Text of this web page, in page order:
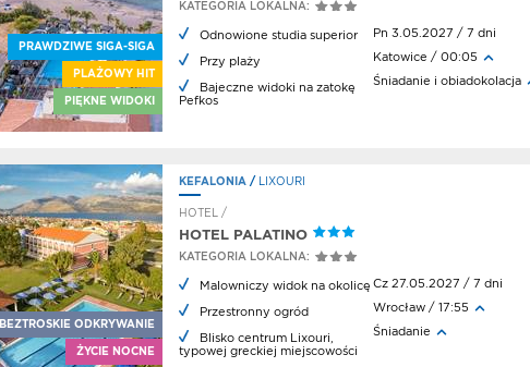
PRAWDZIWE SIGA-SIGA
PLAŻOWY HIT
PIĘKNE WIDOKI
KATEGORIA LOKALNA:
Odnowione studia superior
Przy plaży
Bajeczne widoki na zatokę
Pefkos
Pn 3.05.2027 / 7 dni
Katowice / 00:05
Śniadanie i obiadokolacja
BEZTROSKIE ODKRYWANIE
ŻYCIE NOCNE
KEFALONIA / LIXOURI
HOTEL /
HOTEL PALATINO
KATEGORIA LOKALNA:
Malowniczy widok na okolicę
Przestronny ogród
Blisko centrum Lixouri,
typowej greckiej miejscowości
Cz 27.05.2027 / 7 dni
Wrocław / 17:55
Śniadanie